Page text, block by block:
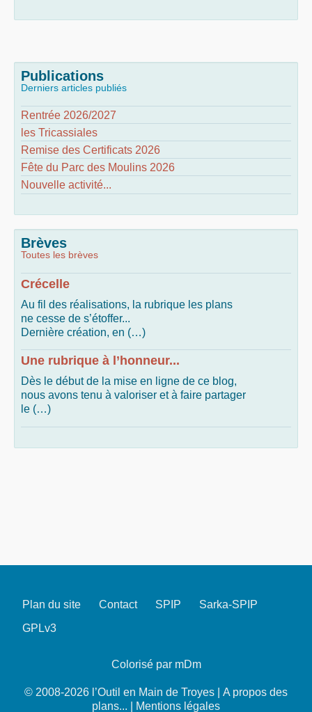
Publications
Derniers articles publiés
Rentrée 2026/2027
les Tricassiales
Remise des Certificats 2026
Fête du Parc des Moulins 2026
Nouvelle activité...
Brèves
Toutes les brèves
Crécelle
Au fil des réalisations, la rubrique les plans
ne cesse de s’étoffer...
Dernière création, en (…)
Une rubrique à l’honneur...
Dès le début de la mise en ligne de ce blog,
nous avons tenu à valoriser et à faire partager
le (…)
Plan du site Contact SPIP
Sarka-SPIP
GPLv3
Colorisé par mDm
© 2008-2026 l’Outil en Main de Troyes | A propos des
plans...
Mentions légales